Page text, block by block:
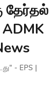
தேர்தல்
- EPS |